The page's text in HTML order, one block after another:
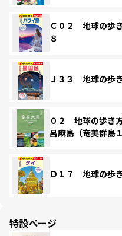
Ｃ０２ 地球の歩
８
Ｊ３３ 地球の歩
０２ 地球の歩
呂麻島（奄美群島
Ｄ１７ 地球の歩
特設ページ